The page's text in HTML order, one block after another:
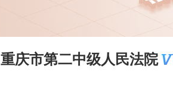
重庆市第二中级人民法院